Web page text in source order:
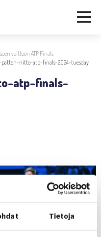
Tietoja
voittoon ATP Finals -
patten-nitto-atp-finals-2024-tuesday
atp-finals-